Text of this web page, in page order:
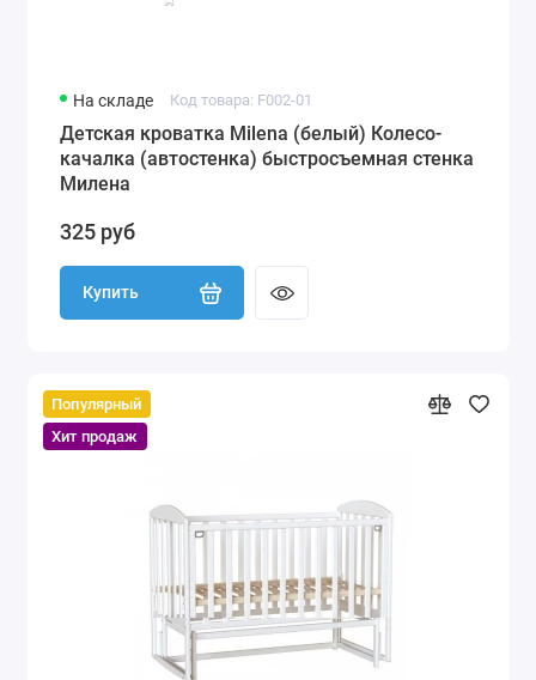
На складе Код товара: F002-01
Детская кроватка Milena (белый) Колесо-
качалка (автостенка) быстросъемная стенка
Милена
325 руб
Купить
Популярный
Хит продаж